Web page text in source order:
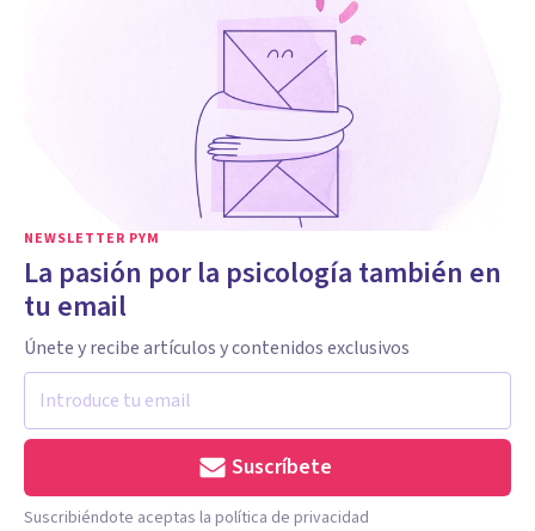
NEWSLETTER PYM
La pasión por la psicología también en
tu email
Únete y recibe artículos y contenidos exclusivos
Suscríbete
Suscribiéndote aceptas la política de privacidad